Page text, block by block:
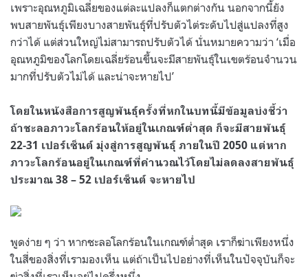
เพราะอุณหภูมิเฉลี่ยของแต่ละแปลงก็แตกต่างกัน นอกจากนี้ยัง
พบสายพันธุ์เพียงบางสายพันธุ์ที่ปรับตัวไต่ระดับไปสู่แปลงที่สูง
กว่าได้ แต่ส่วนใหญ่ไม่สามารถปรับตัวได้ นั่นหมายความว่า ‘เมื่อ
อุณหภูมิของโลกโดยเฉลี่ยร้อนขึ้นจะมีสายพันธุ์ในเขตร้อนจำนวน
มากที่ปรับตัวไม่ได้ และน่าจะหายไป’
โดยในหนังสือการสูญพันธุ์ครั้งที่หกในบทนี้มีข้อมูลบ่งชี้ว่า
ถ้าชะลอภาวะโลกร้อนให้อยู่ในเกณฑ์ต่ำสุด ก็จะมีสายพันธุ์
22-31 เปอร์เซ็นต์ มุ่งสู่การสูญพันธุ์ ภายในปี 2050 แต่หาก
ภาวะโลกร้อนอยู่ในเกณฑ์ที่คำนวณไว้โดยไม่ลดลงสายพันธุ์
ประมาณ 38 – 52 เปอร์เซ็นต์ จะหายไป
พูดง่าย ๆ ว่า หากชะลอโลกร้อนในเกณฑ์ต่ำสุด เราก็ฆ่าเพียงหนึ่ง
ในสี่ของสิ่งที่เรามองเห็น แต่ถ้าเป็นไปอย่างที่เห็นในปัจจุบันก็จะ